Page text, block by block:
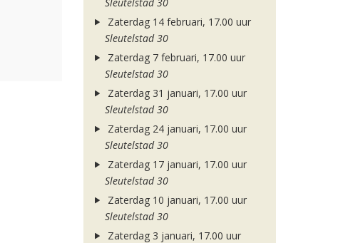
Zaterdag 14 februari, 17.00 uur
Sleutelstad 30
Zaterdag 7 februari, 17.00 uur
Sleutelstad 30
Zaterdag 31 januari, 17.00 uur
Sleutelstad 30
Zaterdag 24 januari, 17.00 uur
Sleutelstad 30
Zaterdag 17 januari, 17.00 uur
Sleutelstad 30
Zaterdag 10 januari, 17.00 uur
Sleutelstad 30
Zaterdag 3 januari, 17.00 uur